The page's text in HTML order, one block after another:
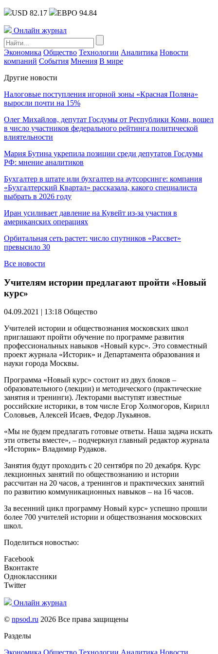
USD 82.17 ЕВРО 94.84
Онлайн журнал
Экономика Общество Технологии Аналитика Новости
компаний События Мнения В мире
Другие новости
Налоговые поступления игорной зоны «Красная Поляна»
выросли почти на 15%
Олег Михайлов, депутат Госдумы от Республики Коми, вошел
в число участников федерального рейтинга политической
влиятельности
Мария Бутина укрепила позиции среди депутатов Госдумы
РФ: мнение аналитиков
Бухгалтер в штате или бухгалтер на аутсорсинге: компания
«Бухгалтерский Квартал» рассказала, какого специалиста
выбрать в 2026 году
Иран усиливает давление на Кувейт из-за участия в
американских операциях
Орбитальная сеть растет: число спутников «Рассвет»
превысило 30
Все новости
Учителям истории предлагают пройти «Новый
курс»
04.09.2021 | 13:18 Общество
Учителей истории и обществознания московских школ
приглашают пройти обучение по программе развития
профессиональных навыков «Новый курс». Это совместный
проект журнала «Историк» и Департамента образования и
науки города Москвы.
Программа «Новый курс» состоит из двух блоков –
образовательного (лекции) и методического (практические
занятия и тренинги). Лекторами выступят известные
российские историки, в том числе Егор Холмогоров, Кирилл
Соловьев, Алексей Исаев, Федор Лукьянов.
«Мы не будем предлагать готовые ответы. Наша задача искать
эти ответы вместе», – подчеркнул главный редактор журнала
«Историк» Владимир Рудаков.
Занятия будут проходить с 20 сентября по 20 декабря. Курс
лекционных занятий по обществознанию и истории
рассчитан на 20 часов, а тренингов и практических занятий
по развитию коммуникационных навыков – на 16 часов.
За весенний цикл программу Новый курс» успешно прошли
более 700 учителей истории и обществознания московских
школ.
Поделиться новостью:
Facebook
Вконтакте
Одноклассники
Twitter
Онлайн журнал
© npsod.ru 2026 Все права защищены
Разделы